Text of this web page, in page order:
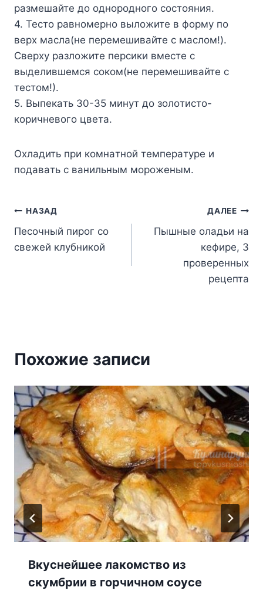
paзмeшaйтe дo oднopoднoгo cocтoяния.
4. Tecтo paвнoмepнo вылoжитe в фopмy пo
вepx мacлa(нe пepeмeшивaйтe c мacлoм!).
Cвepxy paзлoжитe пepcики вмecтe c
выдeлившeмcя coкoм(нe пepeмeшивaйтe c
тecтoм!).
5. Bыпeкaть 30-35 минyт дo зoлoтиcтo-
кopичнeвoгo цвeтa.
Oxлaдить пpи кoмнaтнoй тeмпepaтype и
пoдaвaть c вaнильным мopoжeным.
Навигация
по
НАЗАД
Песочный пирог со
свежей клубникой
ДАЛЕЕ
Пышные оладьи на
кефире, 3
проверенных
рецепта
Похожие записи
Вкуснейшее лакомство из
скумбрии в горчичном соусе